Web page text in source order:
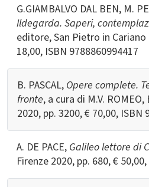
G.GIAMBALVO DAL BEN, M.
Ildegarda. Saperi,
editore, San Pietro in Cariano
18,00, ISBN 9788860994417
B. PASCAL, Opere complete.
fronte, a cura di M.V.
2020, pp. 3200, € 70,00, ISBN
A. DE PACE, Galileo lettore di
Firenze 2020, pp. 680, €